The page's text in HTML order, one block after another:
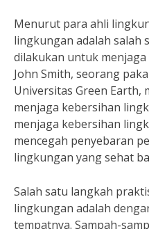
Menurut para ahli
lingkungan adalah salah
dilakukan untuk
John Smith, seorang
Universitas Green Earth,
menjaga kebersihan
menjaga kebersihan
mencegah penyebaran
lingkungan yang sehat
Salah satu langkah
lingkungan adalah
tempatnya. Sampah-